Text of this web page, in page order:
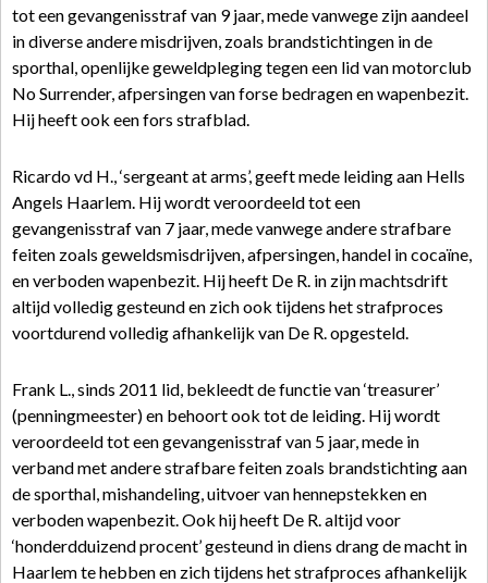
tot een gevangenisstraf van 9 jaar, mede vanwege zijn aandeel
in diverse andere misdrijven, zoals brandstichtingen in de
sporthal, openlijke geweldpleging tegen een lid van motorclub
No Surrender, afpersingen van forse bedragen en wapenbezit.
Hij heeft ook een fors strafblad.
Ricardo vd H., ‘sergeant at arms’, geeft mede leiding aan Hells
Angels Haarlem. Hij wordt veroordeeld tot een
gevangenisstraf van 7 jaar, mede vanwege andere strafbare
feiten zoals geweldsmisdrijven, afpersingen, handel in cocaïne,
en verboden wapenbezit. Hij heeft De R. in zijn machtsdrift
altijd volledig gesteund en zich ook tijdens het strafproces
voortdurend volledig afhankelijk van De R. opgesteld.
Frank L., sinds 2011 lid, bekleedt de functie van ‘treasurer’
(penningmeester) en behoort ook tot de leiding. Hij wordt
veroordeeld tot een gevangenisstraf van 5 jaar, mede in
verband met andere strafbare feiten zoals brandstichting aan
de sporthal, mishandeling, uitvoer van hennepstekken en
verboden wapenbezit. Ook hij heeft De R. altijd voor
‘honderdduizend procent’ gesteund in diens drang de macht in
Haarlem te hebben en zich tijdens het strafproces afhankelijk